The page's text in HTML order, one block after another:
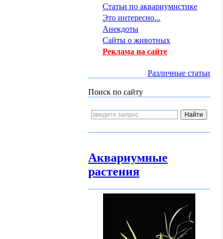
Статьи по аквариумистике
Это интересно...
Анекдоты
Сайты о животных
Реклама на сайте
Различные статьи
Поиск по сайту
Аквариумные
растения